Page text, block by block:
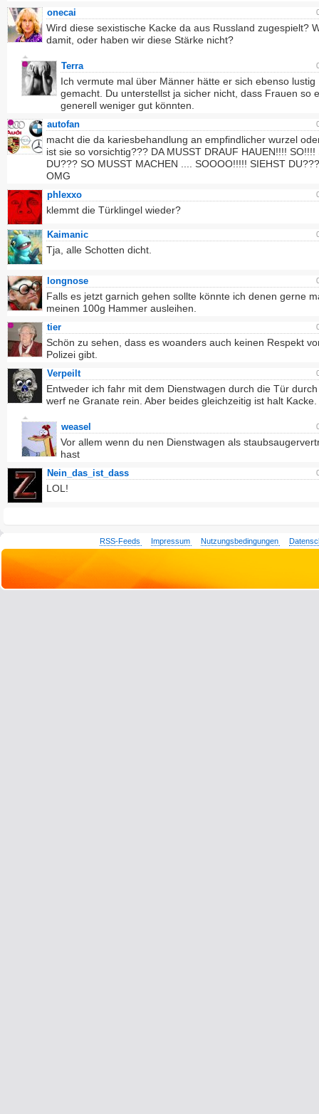
onecai
Wird diese sexistische Kacke da aus Russland zugespielt?
damit, oder haben wir diese Stärke nicht?
Terra
Ich vermute mal über Männer hätte er sich ebenso lustig
gemacht. Du unterstellst ja sicher nicht, dass Frauen so
generell weniger gut könnten.
autofan
macht die da kariesbehandlung an empfindlicher wurzel
ist sie so vorsichtig??? DA MUSST DRAUF HAUEN!!!! SO!!!!
DU??? SO MUSST MACHEN .... SOOOO!!!!! SIEHST
OMG
phlexxo
klemmt die Türklingel wieder?
Kaimanic
Tja, alle Schotten dicht.
longnose
Falls es jetzt garnich gehen sollte könnte ich denen gerne
meinen 100g Hammer ausleihen.
tier
Schön zu sehen, dass es woanders auch keinen Respekt
Polizei gibt.
Verpeilt
Entweder ich fahr mit dem Dienstwagen durch die Tür
werf ne Granate rein. Aber beides gleichzeitig ist halt Kacke.
weasel
Vor allem wenn du nen Dienstwagen als
hast
Nein_das_ist_dass
LOL!
RSS-Feeds Impressum Nutzungsbedingungen